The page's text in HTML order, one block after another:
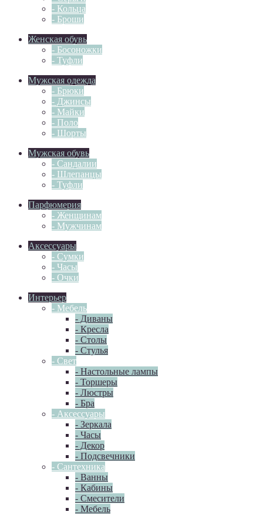
- Кольца
- Броши
Женская обувь
- Босоножки
- Туфли
Мужская одежда
- Брюки
- Джинсы
- Майки
- Поло
- Шорты
Мужская обувь
- Сандалии
- Шлепанцы
- Туфли
Парфюмерия
- Женщинам
- Мужчинам
Аксессуары
- Сумки
- Часы
- Очки
Интерьер
- Мебель
- Диваны
- Кресла
- Столы
- Стулья
- Свет
- Настольные лампы
- Торшеры
- Люстры
- Бра
- Аксессуары
- Зеркала
- Часы
- Декор
- Подсвечники
- Сантехника
- Ванны
- Кабины
- Смесители
- Мебель